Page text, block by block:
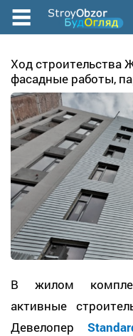
Перейти
содержанию
Ход строительства
фасадные работы,
В жилом
активные
Девелопер